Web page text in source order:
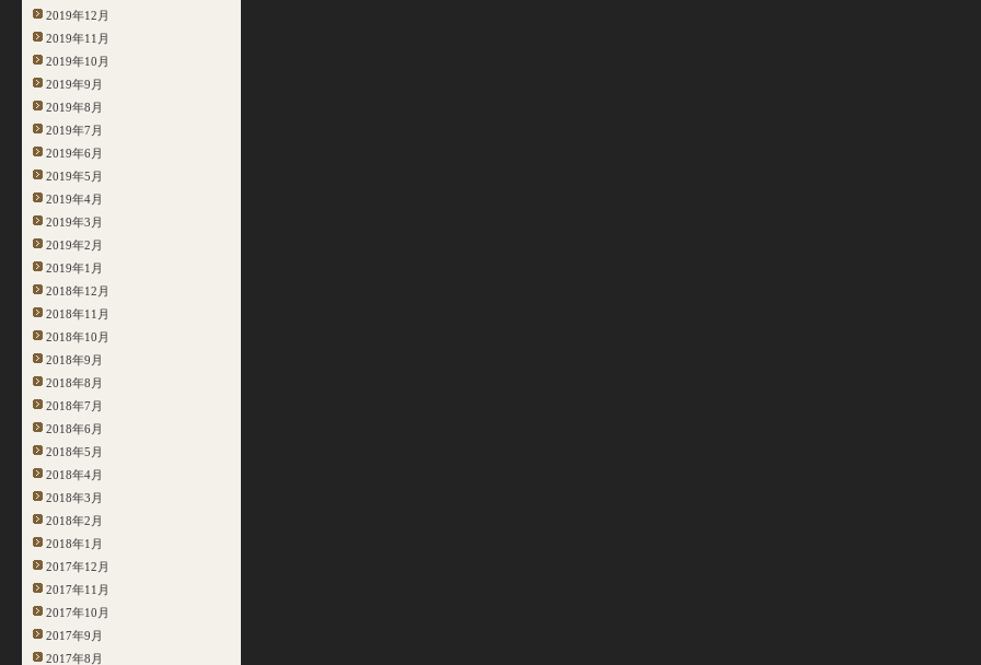
2019年12月
2019年11月
2019年10月
2019年9月
2019年8月
2019年7月
2019年6月
2019年5月
2019年4月
2019年3月
2019年2月
2019年1月
2018年12月
2018年11月
2018年10月
2018年9月
2018年8月
2018年7月
2018年6月
2018年5月
2018年4月
2018年3月
2018年2月
2018年1月
2017年12月
2017年11月
2017年10月
2017年9月
2017年8月